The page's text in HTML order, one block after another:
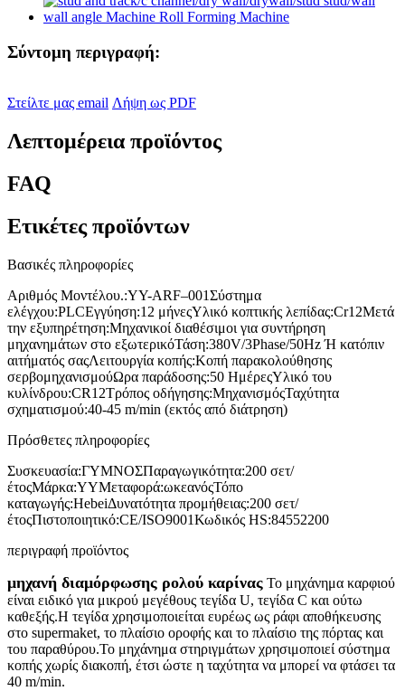
Σύντομη περιγραφή:
Στείλτε μας email Λήψη ως PDF
Λεπτομέρεια προϊόντος
FAQ
Ετικέτες προϊόντων
Βασικές πληροφορίες
Αριθμός Μοντέλου.:YY-ARF–001Σύστημα
ελέγχου:PLCΕγγύηση:12 μήνεςΥλικό κοπτικής λεπίδας:Cr12Μετά
την εξυπηρέτηση:Μηχανικοί διαθέσιμοι για συντήρηση
μηχανημάτων στο εξωτερικόΤάση:380V/3Phase/50Hz Ή κατόπιν
αιτήματός σαςΛειτουργία κοπής:Κοπή παρακολούθησης
σερβομηχανισμούΩρα παράδοσης:50 ΗμέρεςΥλικό του
κυλίνδρου:CR12Τρόπος οδήγησης:ΜηχανισμόςΤαχύτητα
σχηματισμού:40-45 m/min (εκτός από διάτρηση)
Πρόσθετες πληροφορίες
Συσκευασία:ΓΥΜΝΟΣΠαραγωγικότητα:200 σετ/
έτοςΜάρκα:YYΜεταφορά:ωκεανόςΤόπο
καταγωγής:HebeiΔυνατότητα προμήθειας:200 σετ/
έτοςΠιστοποιητικό:CE/ISO9001Κωδικός HS:84552200
περιγραφή προϊόντος
μηχανή διαμόρφωσης ρολού καρίνας Το μηχάνημα καρφιού
είναι ειδικό για μικρού μεγέθους τεγίδα U, τεγίδα C και ούτω
καθεξής.Η τεγίδα χρησιμοποιείται ευρέως ως ράφι αποθήκευσης
στο supermaket, το πλαίσιο οροφής και το πλαίσιο της πόρτας και
του παραθύρου.Το μηχάνημα στηριγμάτων χρησιμοποιεί σύστημα
κοπής χωρίς διακοπή, έτσι ώστε η ταχύτητα να μπορεί να φτάσει τα
40 m/min.